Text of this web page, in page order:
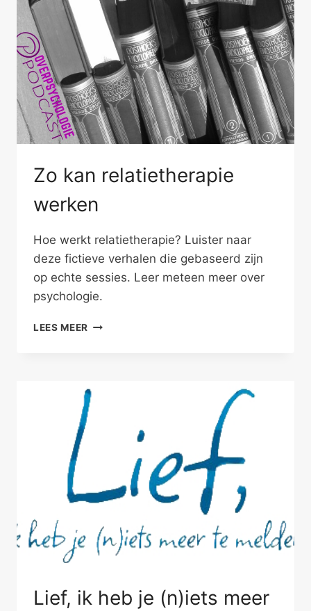
Zo kan relatietherapie
werken
Hoe werkt relatietherapie? Luister naar
deze fictieve verhalen die gebaseerd zijn
op echte sessies. Leer meteen meer over
psychologie.
LEES MEER ZO
Lief, ik heb je (n)iets meer